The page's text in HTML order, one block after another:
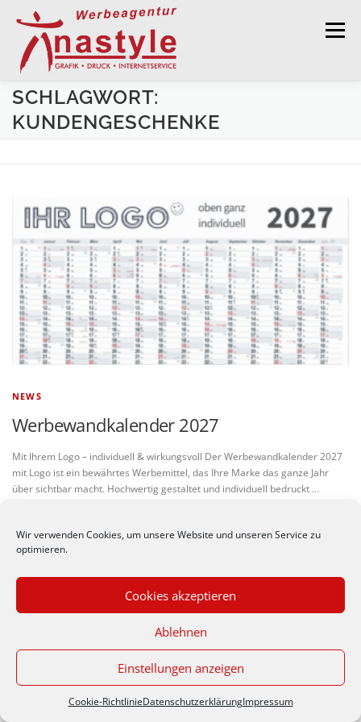
Wir verwenden Cookies, um unsere Website und unseren Service zu
optimieren.
Cookies akzeptieren
Ablehnen
Einstellungen anzeigen
Cookie-RichtlinieDatenschutzerklärungImpressum
Zum Inhalt springen
Menü
WEBDESIGN KONTAKT
SCHLAGWORT:
KUNDENGESCHENKE
NEWS
Werbewandkalender 2027
Mit Ihrem Logo – individuell & wirkungsvoll Der Werbewandkalender 2027
mit Logo ist ein bewährtes Werbemittel, das Ihre Marke das ganze Jahr
über sichtbar macht. Hochwertig gestaltet und individuell bedruckt …
© Werbeagentur nastyle - Impressum
Zeppelinstr. 30/1, 70806 Kornwestheim (Germany), Telefon
07154 / 185961
der Seite stimmst du der
Verwendung von Cookies
zu.Datenschutzerklärung
Akzeptieren